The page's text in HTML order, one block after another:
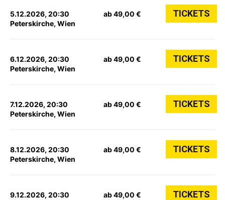
5.12.2026, 20:30
Peterskirche, Wien
ab 49,00 € TICKETS
6.12.2026, 20:30
Peterskirche, Wien
ab 49,00 € TICKETS
7.12.2026, 20:30
Peterskirche, Wien
ab 49,00 € TICKETS
8.12.2026, 20:30
Peterskirche, Wien
ab 49,00 € TICKETS
9.12.2026, 20:30
ab 49,00 € TICKETS